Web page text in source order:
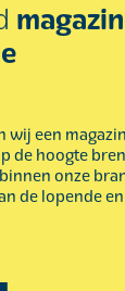
wij een
de hoogte
onze
de lopende